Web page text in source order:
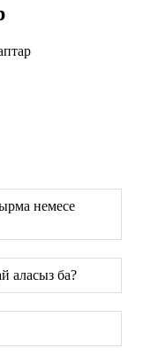
немесе
аласыз ба?